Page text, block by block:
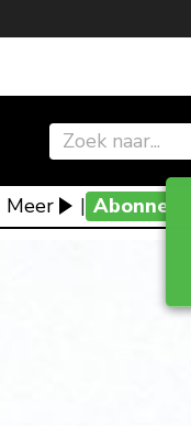
Meer |